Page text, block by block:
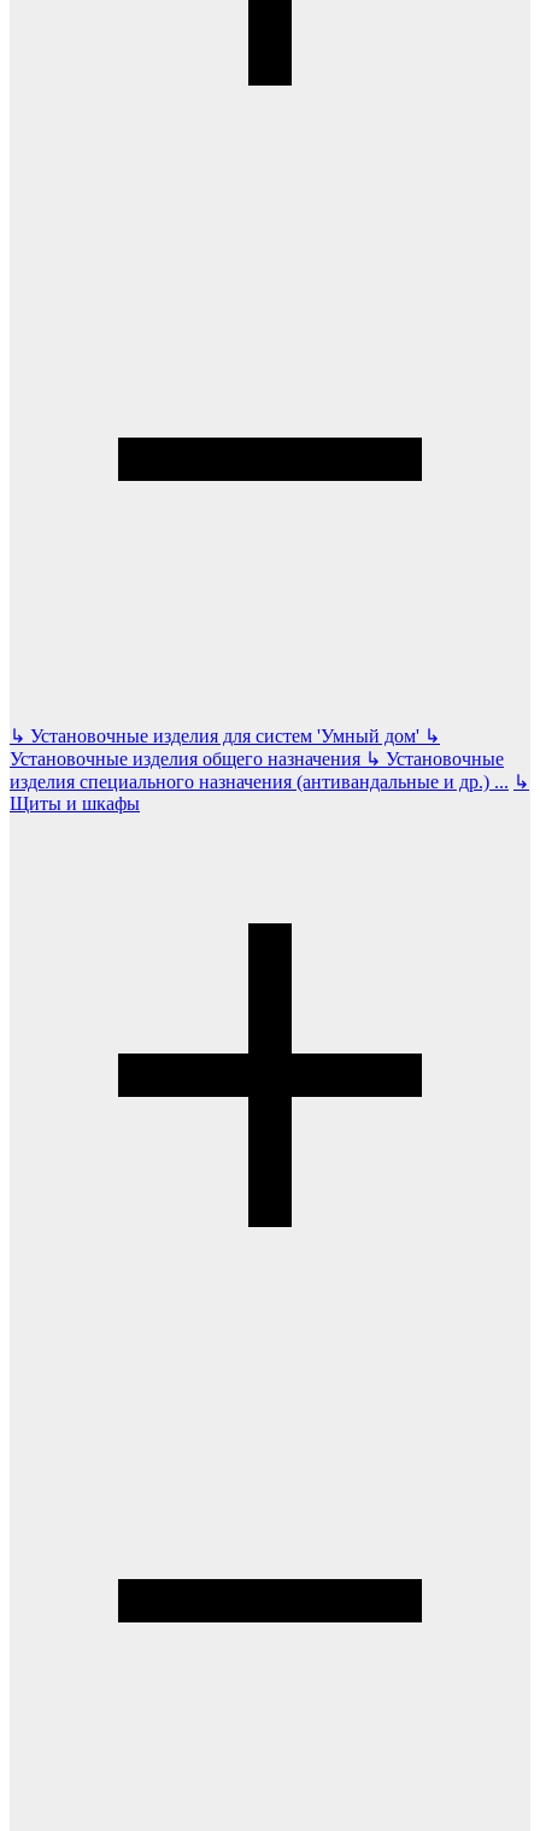
↳ Установочные изделия для систем 'Умный дом' ↳
Установочные изделия общего назначения ↳ Установочные
изделия специального назначения (антивандальные и др.) ... ↳
Щиты и шкафы